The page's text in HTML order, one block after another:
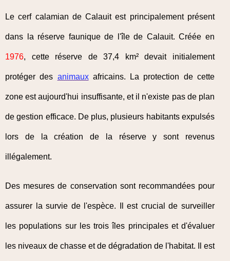
Le cerf calamian de Calauit est principalement présent
dans la réserve faunique de l'île de Calauit. Créée en
1976, cette réserve de 37,4 km² devait initialement
protéger des animauxafricains. La protection de cette
zone est aujourd'hui insuffisante, et il n'existe pas de plan
de gestion efficace. De plus, plusieurs habitants expulsés
lors de la création de la réserve y sont revenus
illégalement.
Des mesures de conservation sont recommandées pour
assurer la survie de l'espèce. Il est crucial de surveiller
les populations sur les trois îles principales et d'évaluer
les niveaux de chasse et de dégradation de l'habitat. Il est